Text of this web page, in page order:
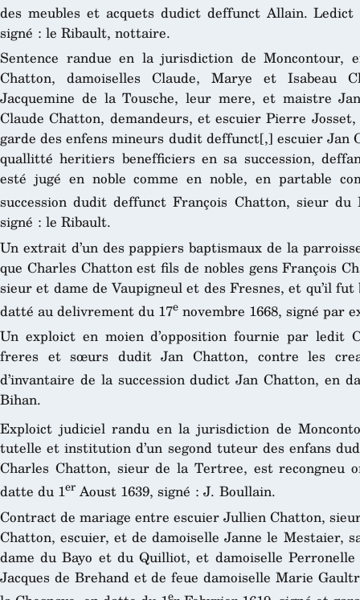
des meubles et acquets dudict deffunct Allain.
signé : le Ribault, nottaire.
Sentence randue en la jurisdiction de Moncontour,
Chatton, damoiselles Claude, Marye et Isabeau
Jacquemine de la Tousche, leur mere, et maistre
Claude Chatton, demandeurs, et escuier Pierre
garde des enfens mineurs dudit deffunct[,] escuier Jan
quallitté heritiers benefficiers en sa succession,
esté jugé en noble comme en noble, en partable
succession dudit deffunct François Chatton, sieur
signé : le Ribault.
Un extrait d’un des pappiers baptismaux de la
que Charles Chatton est fils de nobles gens François
sieur et dame de Vaupigneul et des Fresnes, et qu’il
datté au delivrement du 17e novembre 1668, signé par
Un exploict en moien d’opposition fournie par ledit
freres et sœurs dudit Jan Chatton, contre les
d’invantaire de la succession dudict Jan Chatton, en
Bihan.
Exploict judiciel randu en la jurisdiction de
tutelle et institution d’un segond tuteur des enfans
Charles Chatton, sieur de la Tertree, est recongneu
datte du 1erAoust 1639, signé : J. Boullain.
Contract de mariage entre escuier Jullien Chatton,
Chatton, escuier, et de damoiselle Janne le Mestaier,
dame du Bayo et du Quilliot, et damoiselle Perronelle
Jacques de Brehand et de feue damoiselle Marie
e